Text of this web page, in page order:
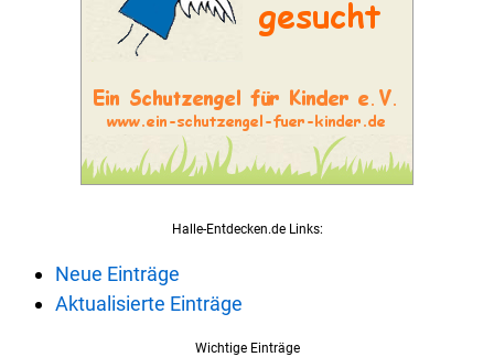
Halle-Entdecken.de Links:
Neue Einträge
Aktualisierte Einträge
Wichtige Einträge